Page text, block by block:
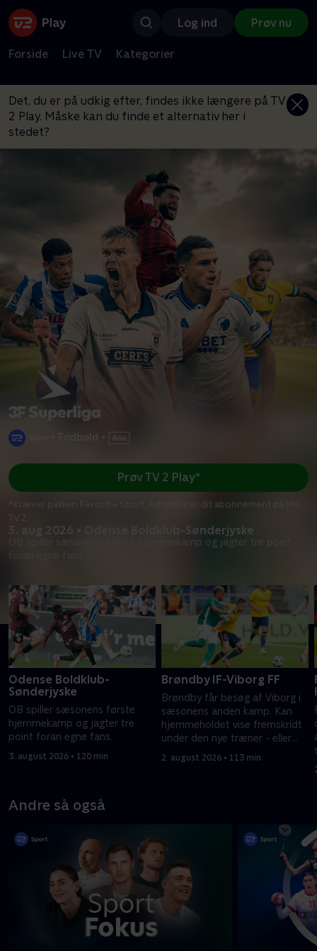
Log ind Prøv nu
Forside Live TV Kategorier
Det, du er på udkig efter, findes ikke længere på TV
2 Play. Måske kan du finde et alternativ her i
stedet?
Fodbold •
3. aug 2026 • Odense Boldklub-Sønderjyske
OB spiller sæsonens første hjemmekamp og jagter tre point
foran egne fans.
Prøv TV 2 Play*
*Kræver pakken Favorit + Sport. Administrer dit abonnement på Mit
TV 2.
Odense Boldklub-
Sønderjyske
OB spiller sæsonens første
hjemmekamp og jagter tre
point foran egne fans.
3. august 2026 • 120 min
Brøndby IF-Viborg FF
Brøndby får besøg af Viborg i
sæsonens anden kamp. Kan
hjemmeholdet vise fremskridt
under den nye træner - eller
2. august 2026 • 113 min
Andre så også